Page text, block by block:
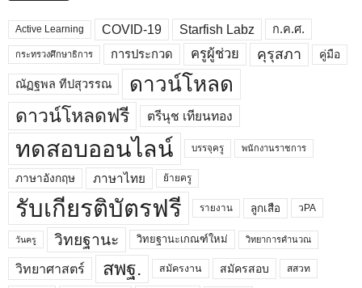
Active Learning COVID-19 Starfish Labz ก.ค.ศ.
กระทรวงศึกษาธิการ การประกวด ครูผู้ช่วย คุรุสภา คู่มือ
ณัฏฐพล ทีปสุวรรณ ดาวน์โหลด
ดาวน์โหลดฟรี ตรีนุช เทียนทอง
ทดสอบออนไลน์ บรรจุครู พนักงานราชการ
ภาษาอังกฤษ ภาษาไทย ย้ายครู
รับเกียรติบัตรฟรี รายงาน ลูกเสือ วPA
วันครู วิทยฐานะ วิทยฐานะเกณฑ์ใหม่ วิทยาการคำนวณ
วิทยาศาสตร์ สพฐ. สมัครงาน สมัครสอบ สสวท